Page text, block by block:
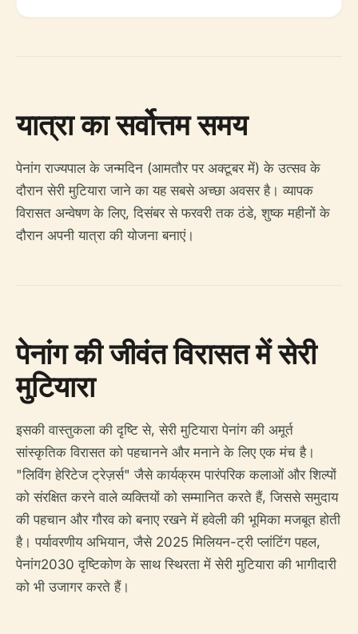
यात्रा का सर्वोत्तम समय
पेनांग राज्यपाल के जन्मदिन (आमतौर पर अक्टूबर में) के उत्सव के
दौरान सेरी मुटियारा जाने का यह सबसे अच्छा अवसर है। व्यापक
विरासत अन्वेषण के लिए, दिसंबर से फरवरी तक ठंडे, शुष्क महीनों के
दौरान अपनी यात्रा की योजना बनाएं।
पेनांग की जीवंत विरासत में सेरी
मुटियारा
इसकी वास्तुकला की दृष्टि से, सेरी मुटियारा पेनांग की अमूर्त
सांस्कृतिक विरासत को पहचानने और मनाने के लिए एक मंच है।
"लिविंग हेरिटेज ट्रेज़र्स" जैसे कार्यक्रम पारंपरिक कलाओं और शिल्पों
को संरक्षित करने वाले व्यक्तियों को सम्मानित करते हैं, जिससे समुदाय
की पहचान और गौरव को बनाए रखने में हवेली की भूमिका मजबूत होती
है। पर्यावरणीय अभियान, जैसे 2025 मिलियन-ट्री प्लांटिंग पहल,
पेनांग2030 दृष्टिकोण के साथ स्थिरता में सेरी मुटियारा की भागीदारी
को भी उजागर करते हैं।